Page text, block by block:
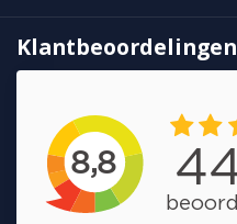
Klantbeoordelingen